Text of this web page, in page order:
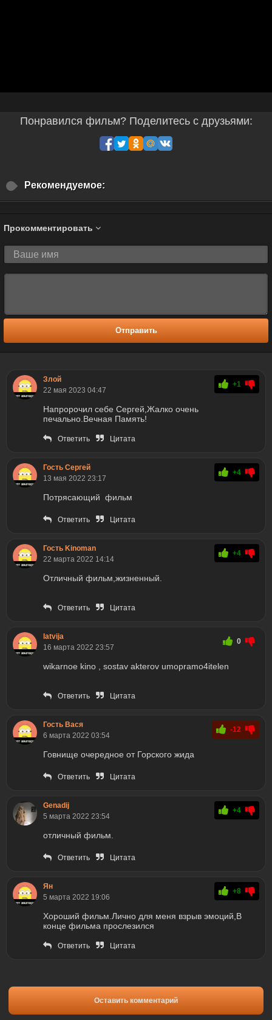
Понравился фильм? Поделитесь с друзьями:
Рекомендуемое:
Прокомментировать
Отправить
Злой
22 мая 2023 04:47
+1
Напророчил себе Сергей,Жалко очень
печально.Вечная Память!
Ответить Цитата
Гость Сергей
13 мая 2022 23:17
+4
Потрясающий фильм
Ответить Цитата
Гость Kinoman
22 марта 2022 14:14
+4
Отличный фильм,жизненный.
Ответить Цитата
latvija
16 марта 2022 23:57
0
wikarnoe kino , sostav akterov umopramo4itelen
Ответить Цитата
Гость Вася
6 марта 2022 03:54
-12
Говнище очередное от Горского жида
Ответить Цитата
Genadij
5 марта 2022 23:54
+4
отличный фильм.
Ответить Цитата
Ян
5 марта 2022 19:06
+8
Хороший фильм.Лично для меня взрыв эмоций,В
конце фильма прослезился
Ответить Цитата
Оставить комментарий